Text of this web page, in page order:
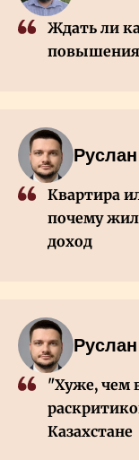
Ждать ли
повышения
Квартира
почему
доход
"Хуже, чем
Казахстане